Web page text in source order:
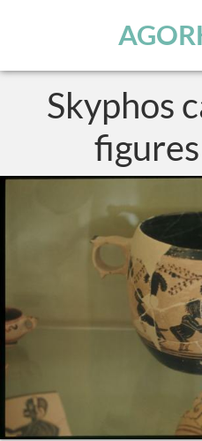
Skyphos